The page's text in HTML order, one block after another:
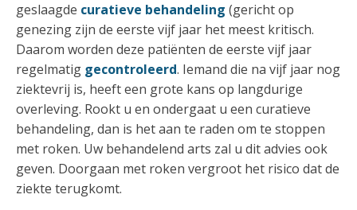
geslaagde curatieve behandeling (gericht op
genezing zijn de eerste vijf jaar het meest kritisch.
Daarom worden deze patiënten de eerste vijf jaar
regelmatig gecontroleerd. Iemand die na vijf jaar nog
ziektevrij is, heeft een grote kans op langdurige
overleving. Rookt u en ondergaat u een curatieve
behandeling, dan is het aan te raden om te stoppen
met roken. Uw behandelend arts zal u dit advies ook
geven. Doorgaan met roken vergroot het risico dat de
ziekte terugkomt.